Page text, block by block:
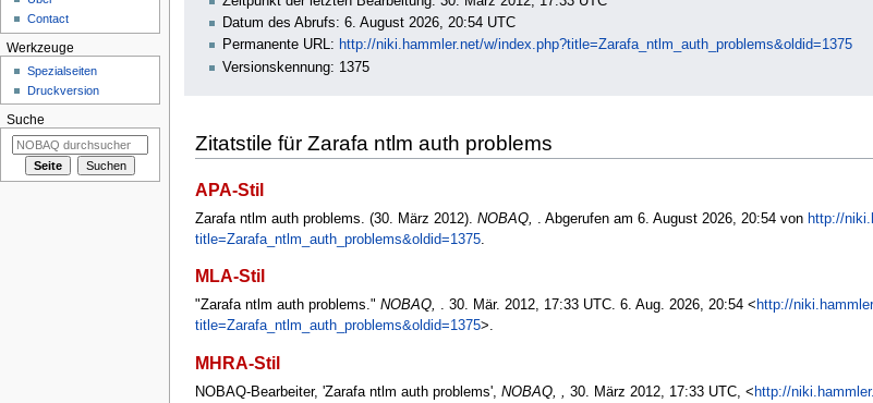
Datum des Abrufs: 6. August 2026, 20:54 UTC
Permanente URL: http://niki.hammler.net/w/index.php?title=Zarafa_ntlm_auth_problems&oldid=1375
Versionskennung: 1375
Zitatstile für Zarafa ntlm auth problems
APA-Stil
Zarafa ntlm auth problems. (30. März 2012). NOBAQ, . Abgerufen am 6. August 2026, 20:54 von http://
title=Zarafa_ntlm_auth_problems&oldid=1375.
MLA-Stil
"Zarafa ntlm auth problems." NOBAQ, . 30. Mär. 2012, 17:33 UTC. 6. Aug. 2026, 20:54 < http://
title=Zarafa_ntlm_auth_problems&oldid=1375>.
MHRA-Stil
NOBAQ-Bearbeiter, 'Zarafa ntlm auth problems', NOBAQ, , 30. März 2012, 17:33 UTC, < http://
Contact
Werkzeuge
Spezialseiten
Druckversion
Suche